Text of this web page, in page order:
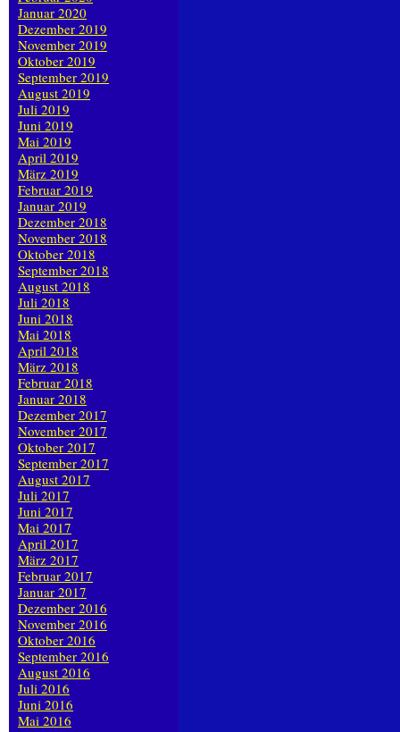
Januar 2020
Dezember 2019
November 2019
Oktober 2019
September 2019
August 2019
Juli 2019
Juni 2019
Mai 2019
April 2019
März 2019
Februar 2019
Januar 2019
Dezember 2018
November 2018
Oktober 2018
September 2018
August 2018
Juli 2018
Juni 2018
Mai 2018
April 2018
März 2018
Februar 2018
Januar 2018
Dezember 2017
November 2017
Oktober 2017
September 2017
August 2017
Juli 2017
Juni 2017
Mai 2017
April 2017
März 2017
Februar 2017
Januar 2017
Dezember 2016
November 2016
Oktober 2016
September 2016
August 2016
Juli 2016
Juni 2016
Mai 2016